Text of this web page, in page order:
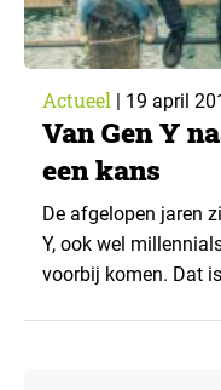
Actueel | 19 april
Van Gen Y
een kans
De afgelopen jaren
Y, ook wel
voorbij komen. Dat